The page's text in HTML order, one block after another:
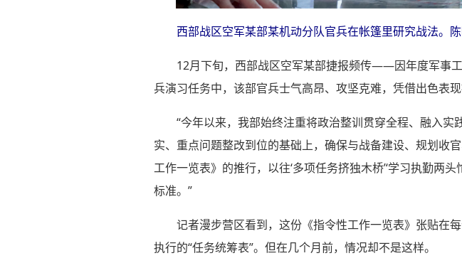
西部战区空军某部某机动分队官兵在帐篷里研究战法。
12月下旬，西部战区空军某部捷报频传——因年度军事
兵演习任务中，该部官兵士气高昂、攻坚克难，凭借出色表
“今年以来，我部始终注重将政治整训贯穿全程、融入
实、重点问题整改到位的基础上，确保与战备建设、规划收
工作一览表》的推行，以往‘多项任务挤独木桥’‘学习执勤两
标准。”
记者漫步营区看到，这份《指令性工作一览表》张贴在
执行的“任务统筹表”。但在几个月前，情况却不是这样。